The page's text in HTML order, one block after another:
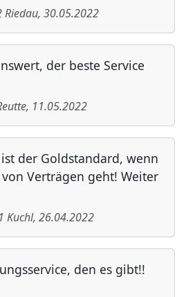
Riedau, 30.05.2022
der beste Service
, 11.05.2022
der Goldstandard, wenn
Verträgen geht! Weiter
Kuchl, 26.04.2022
den es gibt!!